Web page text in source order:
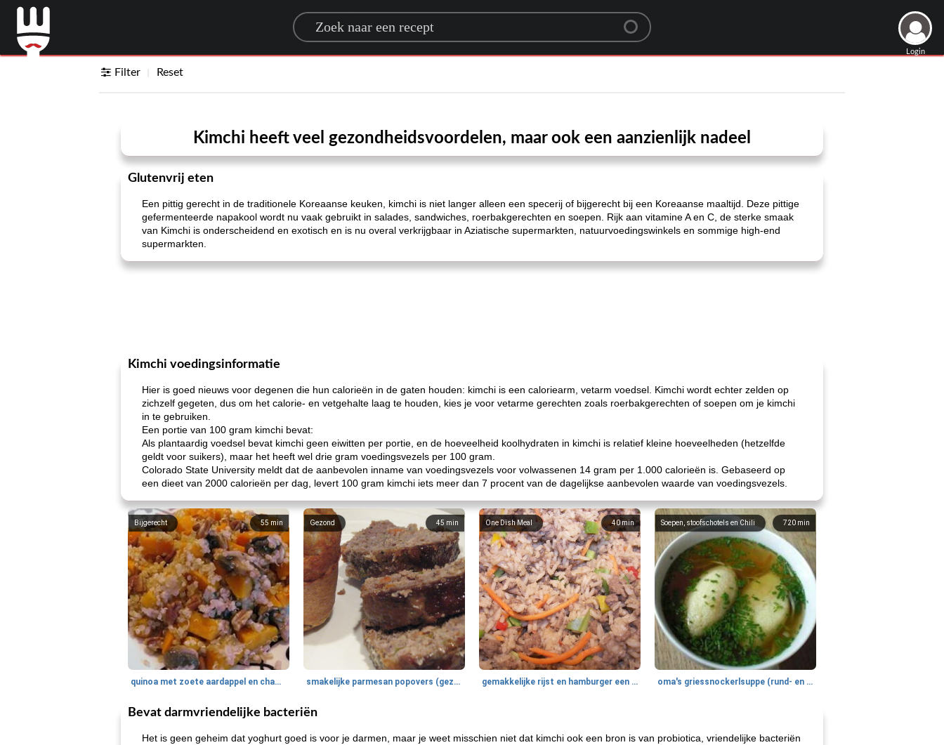
Search for a recipe
Login
Filter Reset
Kimchi heeft veel gezondheidsvoordelen, maar ook een aanzienlijk nadeel
Glutenvrij eten
Een pittig gerecht in de traditionele Koreaanse keuken, kimchi is niet langer alleen een specerij of bijgerecht bij een Koreaanse maaltijd. Deze pittige
gefermenteerde napakool wordt nu vaak gebruikt in salades, sandwiches, roerbakgerechten en soepen. Rijk aan vitamine A en C, de sterke smaak
van Kimchi is onderscheidend en exotisch en is nu overal verkrijgbaar in Aziatische supermarkten, natuurvoedingswinkels en sommige high-end
supermarkten.
Kimchi voedingsinformatie
Hier is goed nieuws voor degenen die hun calorieën in de gaten houden: kimchi is een caloriearm, vetarm voedsel. Kimchi wordt echter zelden op
zichzelf gegeten, dus om het calorie- en vetgehalte laag te houden, kies je voor vetarme gerechten zoals roerbakgerechten of soepen om je kimchi
in te gebruiken.
Een portie van 100 gram kimchi bevat:
Als plantaardig voedsel bevat kimchi geen eiwitten per portie, en de hoeveelheid koolhydraten in kimchi is relatief kleine hoeveelheden (hetzelfde
geldt voor suikers), maar het heeft wel drie gram voedingsvezels per 100 gram.
Colorado State University meldt dat de aanbevolen inname van voedingsvezels voor volwassenen 14 gram per 1.000 calorieën is. Gebaseerd op
een dieet van 2000 calorieën per dag, levert 100 gram kimchi iets meer dan 7 procent van de dagelijkse aanbevolen waarde van voedingsvezels.
55 min
Bijgerecht
quinoa met zoete aardappel en champignons
45 min
Gezond
smakelijke parmesan popovers (gezonder!)
40min
One Dish Meal
gemakkelijke rijst en hamburger een gerecht diner
720 min
Soepen, stoofschotels en Chili
oma's griessnockerlsuppe (rund- en griesmeelknoedelsoep)
Bevat darmvriendelijke bacteriën
Het is geen geheim dat yoghurt goed is voor je darmen, maar je weet misschien niet dat kimchi ook een bron is van probiotica, vriendelijke bacteriën